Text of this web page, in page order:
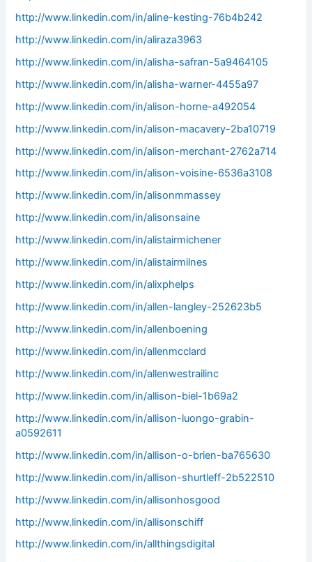
http://www.linkedin.com/in/aline-kesting-76b4b242
http://www.linkedin.com/in/aliraza3963
http://www.linkedin.com/in/alisha-safran-5a9464105
http://www.linkedin.com/in/alisha-warner-4455a97
http://www.linkedin.com/in/alison-horne-a492054
http://www.linkedin.com/in/alison-macavery-2ba10719
http://www.linkedin.com/in/alison-merchant-2762a714
http://www.linkedin.com/in/alison-voisine-6536a3108
http://www.linkedin.com/in/alisonmmassey
http://www.linkedin.com/in/alisonsaine
http://www.linkedin.com/in/alistairmichener
http://www.linkedin.com/in/alistairmilnes
http://www.linkedin.com/in/alixphelps
http://www.linkedin.com/in/allen-langley-252623b5
http://www.linkedin.com/in/allenboening
http://www.linkedin.com/in/allenmcclard
http://www.linkedin.com/in/allenwestrailinc
http://www.linkedin.com/in/allison-biel-1b69a2
http://www.linkedin.com/in/allison-luongo-grabin-
a0592611
http://www.linkedin.com/in/allison-o-brien-ba765630
http://www.linkedin.com/in/allison-shurtleff-2b522510
http://www.linkedin.com/in/allisonhosgood
http://www.linkedin.com/in/allisonschiff
http://www.linkedin.com/in/allthingsdigital